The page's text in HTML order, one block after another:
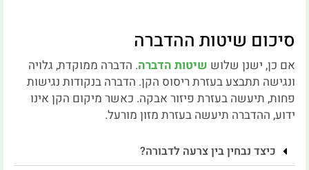
סיכום שיטות ההדברה
אם כן, ישנן שלוש שיטות הדברה. הדברה ממוקדת, גלויה
ונגישה תתבצע בעזרת ריסוס הקן. הדברה בנקודות נגישות
פחות, תיעשה בעזרת פיזור אבקה. כאשר מיקום הקן אינו
ידוע, ההדברה תיעשה בעזרת מזון מורעל.
כיצד נבחין בין צרעה לדבורה?